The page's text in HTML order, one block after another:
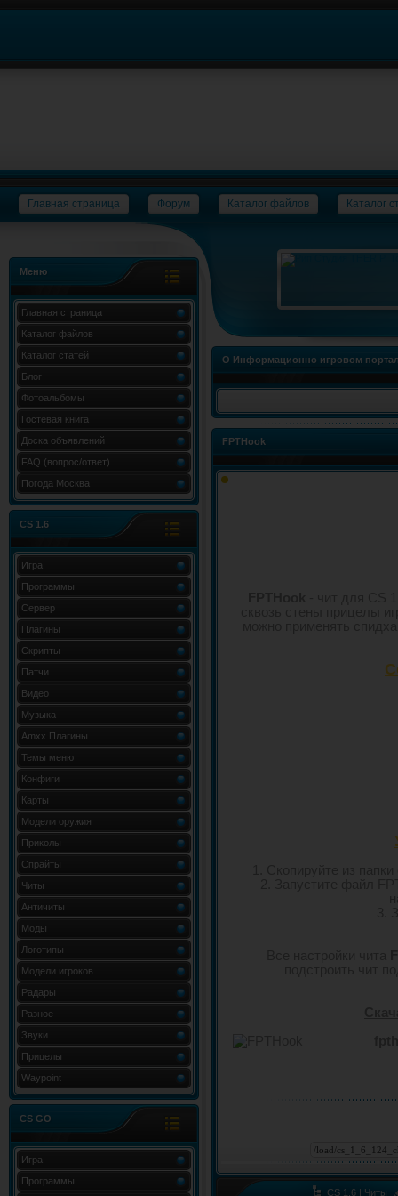
Главная страница Форум Каталог файлов Каталог
Меню
Главная страница
Каталог файлов
Каталог статей
Блог
Фотоальбомы
Гостевая книга
Доска объявлений
FAQ (вопрос/ответ)
Погода Москва
CS 1.6
Игра
Программы
Сервер
Плагины
Скрипты
Патчи
Видео
Музыка
Amxx Плагины
Темы меню
Конфиги
Карты
Модели оружия
Приколы
Спрайты
Читы
Античиты
Моды
Логотипы
Модели игроков
Радары
Разное
Звуки
Прицелы
Waypoint
CS GO
Игра
Программы
О Информационно игровом
FPTHook
CS 1.6 | Читы